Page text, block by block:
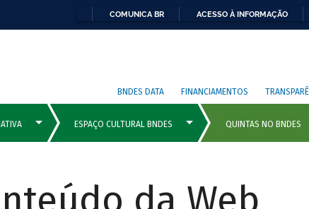
COMUNICA BR ACESSO À INFORMAÇÃO
BNDES DATA FINANCIAMENTOS
da Web